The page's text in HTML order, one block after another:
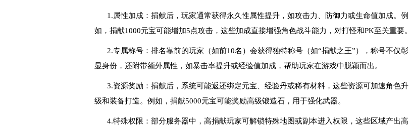
1.属性加成：捐献后，玩家通常获得永久性属性提升，如攻击力、防御力或生命值加成。例
如，捐献1000元宝可能增加5点攻击，这些加成直接增强角色战斗能力，对打怪和PK至关重要。
2.专属称号：排名靠前的玩家（如前10名）会获得独特称号（如“捐献之王”），称号不仅彰
显身份，还附带额外属性，如暴击率提升或经验值加成，帮助玩家在游戏中脱颖而出。
3.资源奖励：捐献后，系统可能返还绑定元宝、经验丹或稀有材料，这些资源可加速角色升
级和装备打造。例如，捐献5000元宝可能奖励高级锻造石，用于强化武器。
4.特殊权限：部分服务器中，高捐献玩家可解锁特殊地图或副本进入权限，这些区域产出高